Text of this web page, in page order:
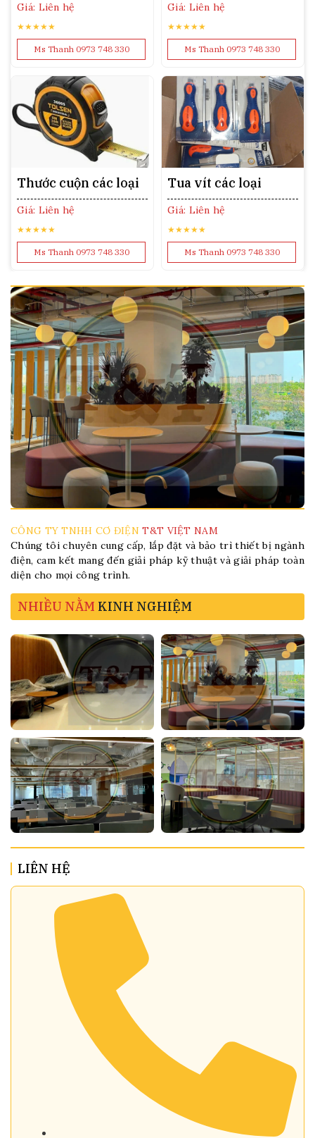
Giá: Liên hệ
★★★★★
Ms Thanh 0973 748 330
Giá: Liên hệ
★★★★★
Ms Thanh 0973 748 330
Thước cuộn các loại
Giá: Liên hệ
★★★★★
Ms Thanh 0973 748 330
Tua vít các loại
Giá: Liên hệ
★★★★★
Ms Thanh 0973 748 330
CÔNG TY TNHH CƠ ĐIỆNT&T VIỆT NAM
Chúng tôi chuyên cung cấp, lắp đặt và bảo trì thiết bị ngành
điện, cam kết mang đến giải pháp kỹ thuật và giải pháp toàn
diện cho mọi công trình.
NHIỀU NẰM KINH NGHIỆM
LIÊN HỆ